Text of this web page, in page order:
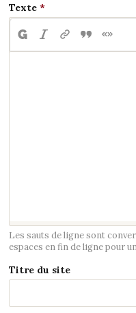
Texte
Les sauts de ligne sont
espaces en fin de ligne pour
Titre du site